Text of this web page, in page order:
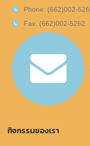
Phone: (662)002-
Fax: (662)002-5262
กิจกรรมของเรา